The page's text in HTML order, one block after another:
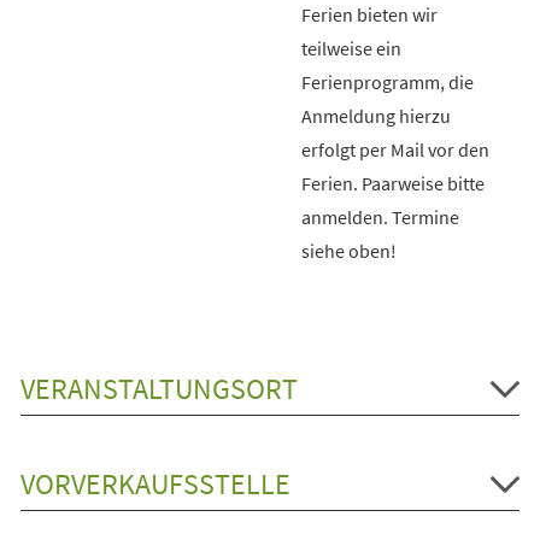
Ferien bieten wir
teilweise ein
Ferienprogramm, die
Anmeldung hierzu
erfolgt per Mail vor den
Ferien. Paarweise bitte
anmelden. Termine
siehe oben!
VERANSTALTUNGSORT
VORVERKAUFSSTELLE